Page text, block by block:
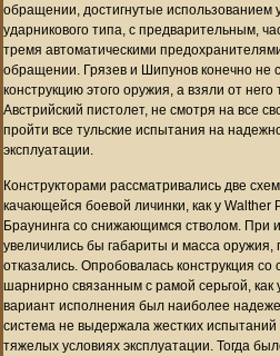
обращении, достигнутые использованием
ударникового типа, с предварительным,
тремя автоматическими
обращении. Грязев и Шипунов конечно не
конструкцию этого оружия, а взяли от
Австрийский пистолет, не смотря на все
пройти все тульские испытания на
эксплуатации.
Конструкторами рассматривались две
качающейся боевой личинки, как у Walther
Браунинга со снижающимся стволом. При
увеличились бы габариты и масса оружия,
отказались. Опробовалась конструкция
шарнирно связанным с рамой серьгой, как
вариант исполнения был наиболее
система не выдержала жестких
тяжелых условиях эксплуатации. Тогда